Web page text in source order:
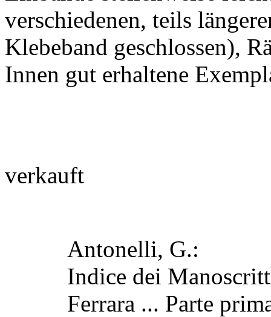
verschiedenen, teils
Klebeband geschlossen),
Innen gut erhaltene
verkauft
Antonelli, G.:
Indice dei
Ferrara ... Parte